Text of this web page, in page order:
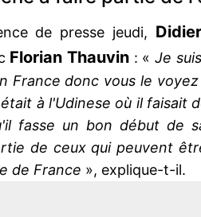
de presse jeudi, Didier
Florian Thauvin : « Je
France donc vous le
à l'Udinese où il faisait
fasse un bon début de
de ceux qui peuvent
de France », explique-t-il.